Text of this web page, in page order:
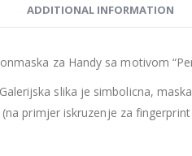
ADDITIONAL INFORMATION
za Handy sa motivom
Galerijska slika je simbolicna,
primjer iskruzenje za